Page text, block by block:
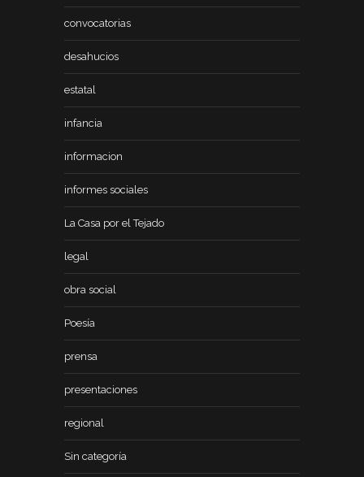
convocatorias
desahucios
estatal
infancia
informacion
informes sociales
La Casa por el Tejado
legal
obra social
Poesía
prensa
presentaciones
regional
Sin categoría